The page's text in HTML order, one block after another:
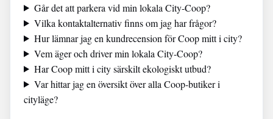
Går det att parkera vid min lokala City-Coop?
Vilka kontaktalternativ finns om jag har frågor?
Hur lämnar jag en kundrecension för Coop mitt i city?
Vem äger och driver min lokala City-Coop?
Har Coop mitt i city särskilt ekologiskt utbud?
Var hittar jag en översikt över alla Coop-butiker i
cityläge?